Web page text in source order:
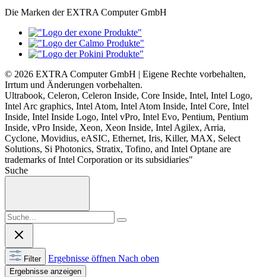
Die Marken der EXTRA Computer GmbH
© 2026 EXTRA Computer GmbH | Eigene Rechte vorbehalten,
Irrtum und Änderungen vorbehalten.
Ultrabook, Celeron, Celeron Inside, Core Inside, Intel, Intel Logo,
Intel Arc graphics, Intel Atom, Intel Atom Inside, Intel Core, Intel
Inside, Intel Inside Logo, Intel vPro, Intel Evo, Pentium, Pentium
Inside, vPro Inside, Xeon, Xeon Inside, Intel Agilex, Arria,
Cyclone, Movidius, eASIC, Ethernet, Iris, Killer, MAX, Select
Solutions, Si Photonics, Stratix, Tofino, and Intel Optane are
trademarks of Intel Corporation or its subsidiaries"
Suche
Filter Ergebnisse öffnen Nach oben
Ergebnisse anzeigen